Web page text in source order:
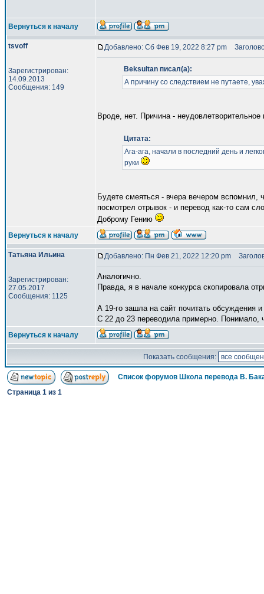
Вернуться к началу
tsvoff
Зарегистрирован:
14.09.2013
Сообщения: 149
Добавлено: Сб Фев 19, 2022 8:27 pm
Beksultan писал(а):
А причину со следствием не путаете,
Вроде, нет. Причина -
Цитата:
Ага-ага, начали в последний день и
руки
Будете смеяться - вчера вечером вспомнил,
посмотрел отрывок - и перевод как-то сам
Доброму Гению
Вернуться к началу
Татьяна Ильина
Зарегистрирован:
27.05.2017
Сообщения: 1125
Добавлено: Пн Фев 21, 2022 12:20 pm
Аналогично.
Правда, я в начале конкурса скопировала
А 19-го зашла на сайт почитать обсуждения
С 22 до 23 переводила примерно. Понимало,
Вернуться к началу
Показать сообщения:
Список форумов Школа перевода В.
Страница 1 из 1